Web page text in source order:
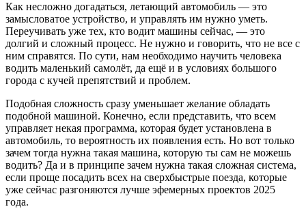
Как несложно догадаться, летающий автомобиль — это
замысловатое устройство, и управлять им нужно уметь.
Переучивать уже тех, кто водит машины сейчас, — это
долгий и сложный процесс. Не нужно и говорить, что не все с
ним справятся. По сути, нам необходимо научить человека
водить маленький самолёт, да ещё и в условиях большого
города с кучей препятствий и проблем.
Подобная сложность сразу уменьшает желание обладать
подобной машиной. Конечно, если представить, что всем
управляет некая программа, которая будет установлена в
автомобиль, то вероятность их появления есть. Но вот только
зачем тогда нужна такая машина, которую ты сам не можешь
водить? Да и в принципе зачем нужна такая сложная система,
если проще посадить всех на сверхбыстрые поезда, которые
уже сейчас разгоняются лучше эфемерных проектов 2025
года.